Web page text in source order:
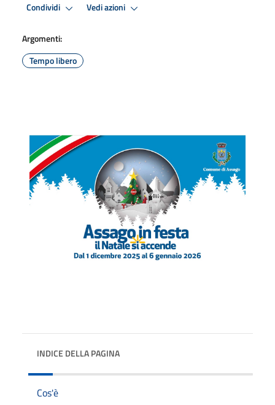
Condividi Vedi azioni
Argomenti:
Tempo libero
INDICE DELLA PAGINA
Cos'è